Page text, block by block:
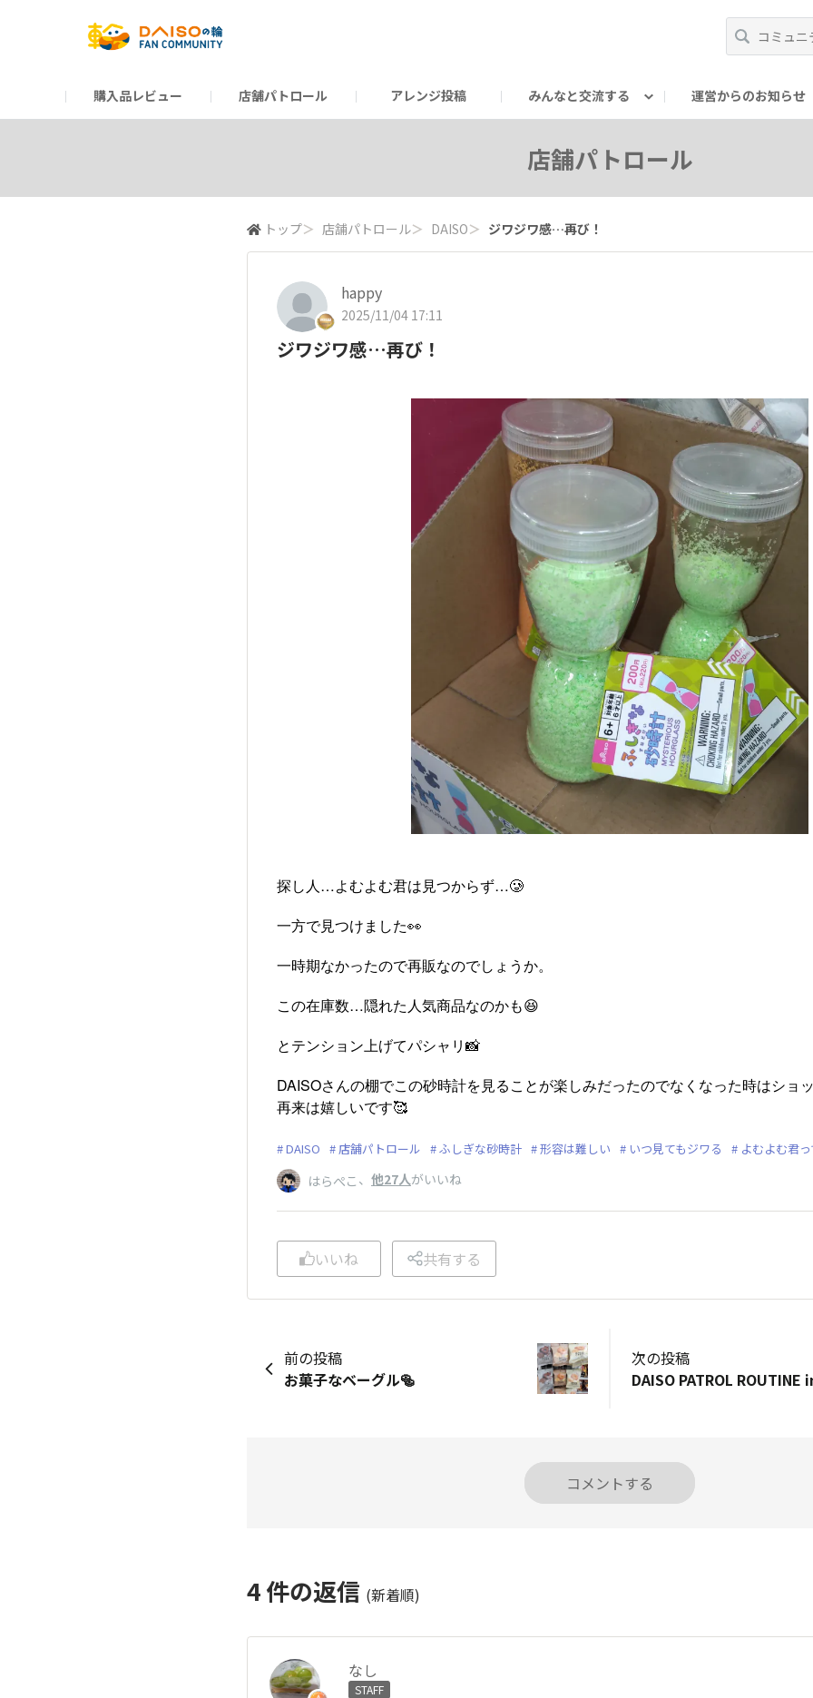
購入品レビュー 店舗パトロール アレンジ投稿 みんなと交流する 運営からのお知らせ
店舗パトロール
トップ＞ 店舗パトロール＞ DAISO＞ ジワジワ感…再び！
happy
2025/11/04 17:11
ジワジワ感…再び！
探し人…よむよむ君は見つからず…🥲
一方で見つけました👀
一時期なかったので再販なのでしょうか。
この在庫数…隠れた人気商品なのかも😆
とテンション上げてパシャリ📸
DAISOさんの棚でこの砂時計を見ることが楽しみだったのでなくなった時はショ
再来は嬉しいです🥰
DAISO 店舗パトロール ふしぎな砂時計 形容は難しい いつ見てもジワる よむよむ君
はらぺこ 、 他27人がいいね
いいね 共有する
前の投稿
お菓子なベーグル🥯
次の投稿
コメントする
4件の返信 (新着順)
なし
STAFF